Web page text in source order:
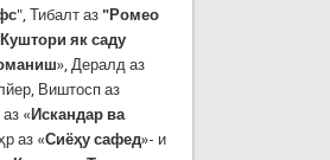
", Тибалт аз "Ромео
Куштори як саду
», Дералд аз
Виштосп аз
«Искандар ва
аз «Сиёҳу сафед»- и